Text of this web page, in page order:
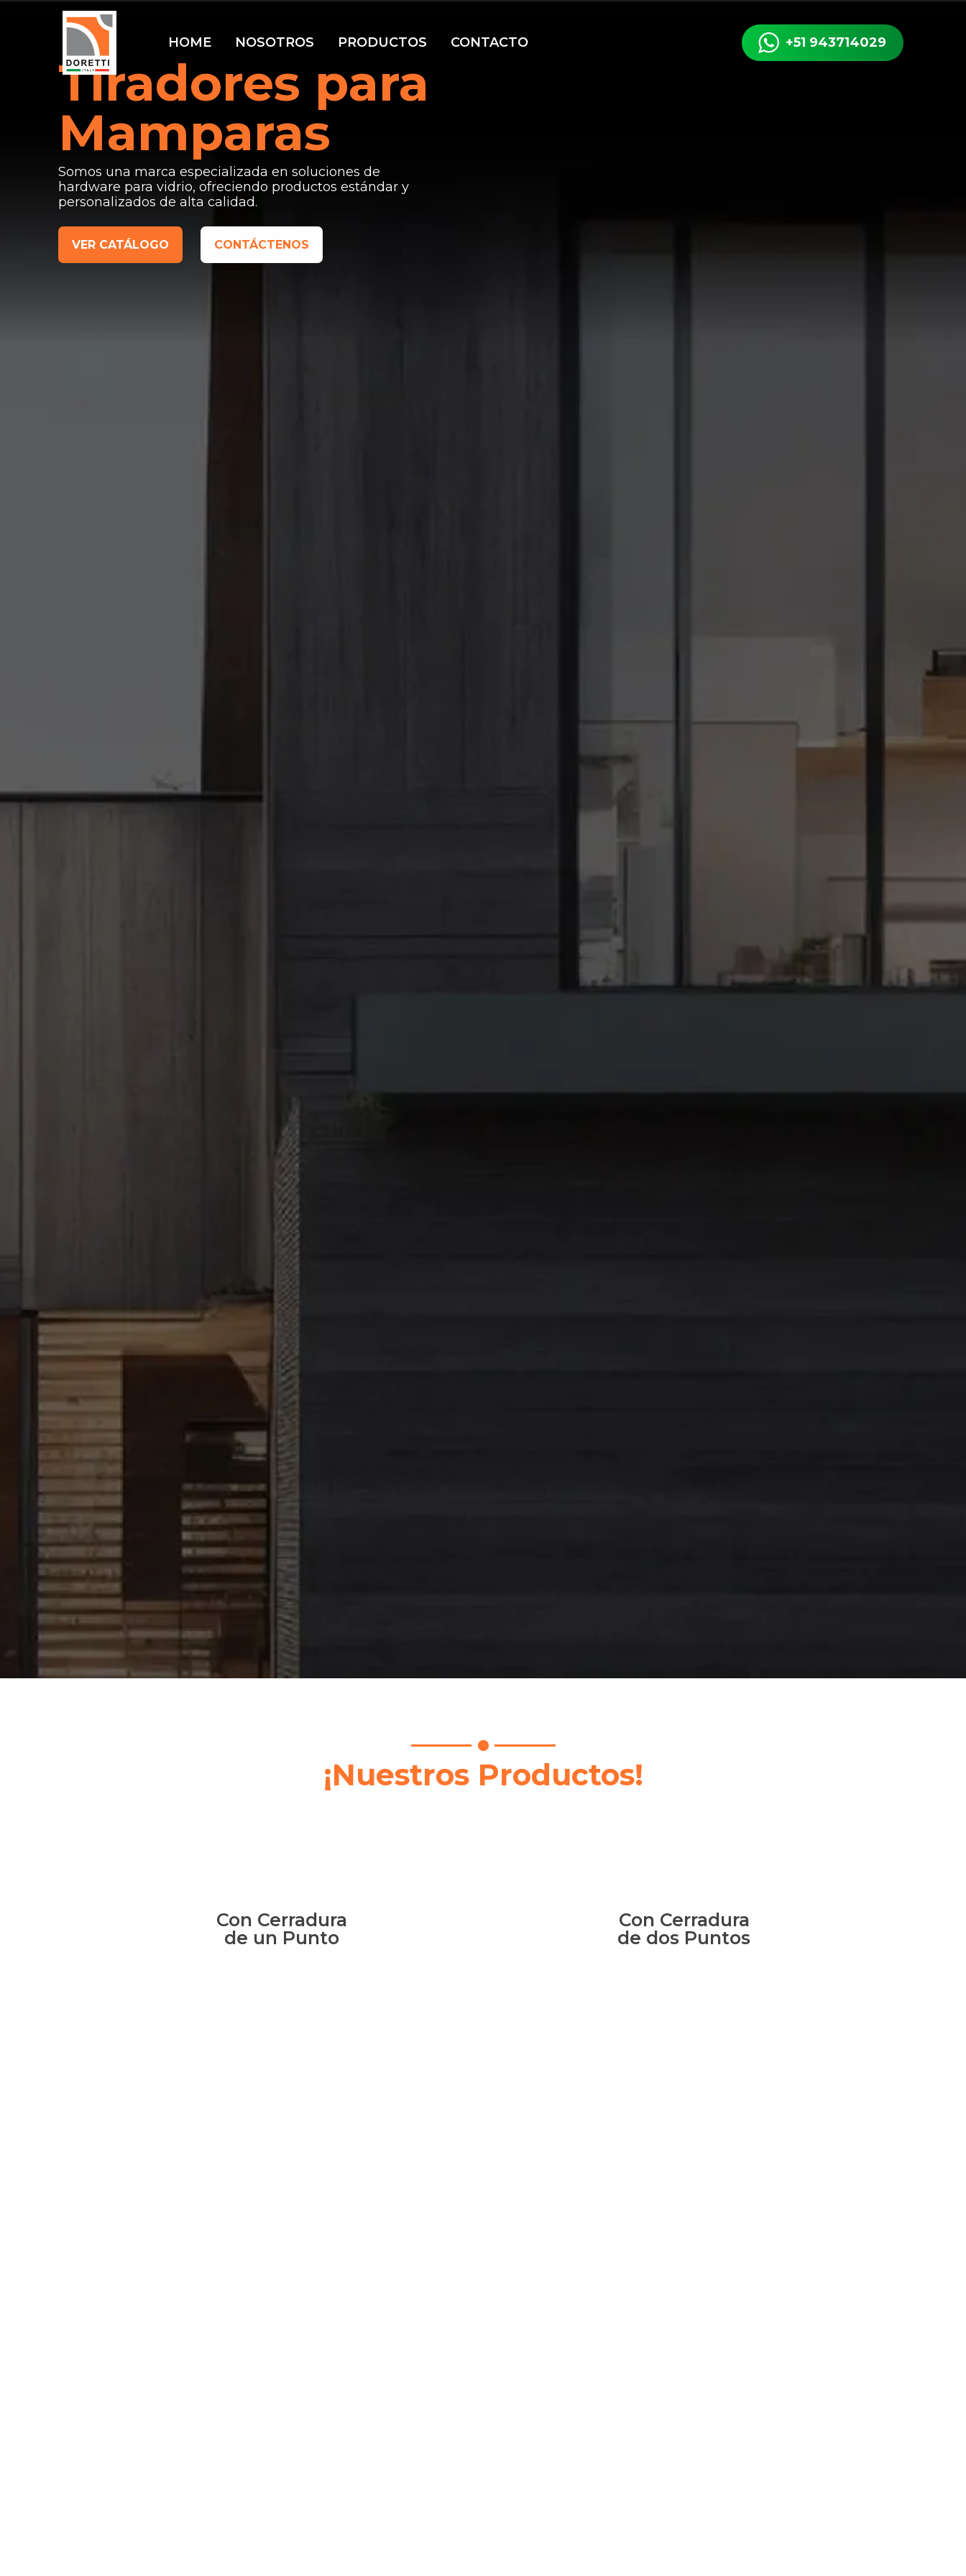
HOME NOSOTROS PRODUCTOS CONTACTO +51 943714029
Tiradores para
Mamparas
Somos una marca especializada en soluciones de
hardware para vidrio, ofreciendo productos estándar y
personalizados de alta calidad.
VER CATÁLOGO CONTÁCTENOS
¡Nuestros Productos!
Con Cerradura
de un Punto
Con Cerradura
de dos Puntos